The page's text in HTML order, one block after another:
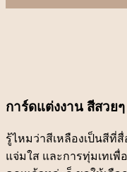
การ์ดแต่งงาน สีสวย
รู้ไหมว่าสีเหลืองเป็นสีที่
แจ่มใส และการทุ่มเทเ